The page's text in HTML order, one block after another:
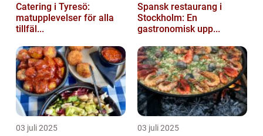
Catering i Tyresö:
matupplevelser för alla
tillfäl...
Spansk restaurang i
Stockholm: En
gastronomisk upp...
03 juli 2025 03 juli 2025